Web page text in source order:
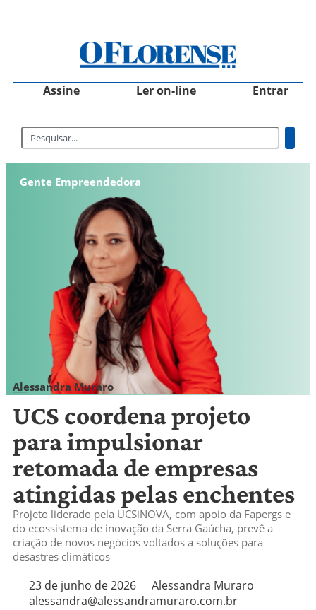
Assine Ler on-line Entrar
Gente Empreendedora
Alessandra Muraro
UCS coordena projeto
para impulsionar
retomada de empresas
atingidas pelas enchentes
Projeto liderado pela UCSiNOVA, com apoio da Fapergs e
do ecossistema de inovação da Serra Gaúcha, prevê a
criação de novos negócios voltados a soluções para
desastres climáticos
23 de junho de 2026
Alessandra Muraro
alessandra@alessandramuraro.com.br